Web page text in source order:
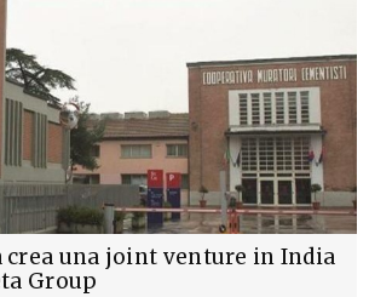
crea una joint venture in India
Group